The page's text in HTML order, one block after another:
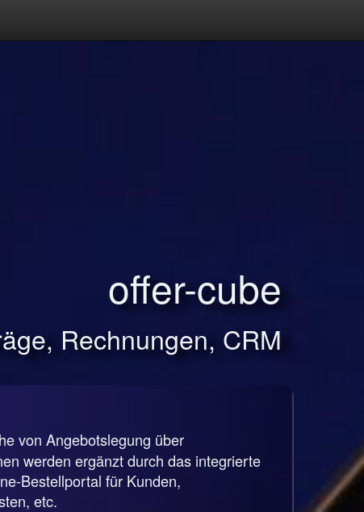
offer-cube
Rechnungen, CRM
von Angebotslegung über
werden ergänzt durch das integrierte
Bestellportal für Kunden,
etc.